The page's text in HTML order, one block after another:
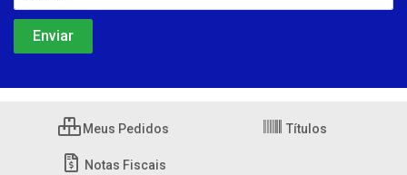
Meus Pedidos Títulos
Notas Fiscais